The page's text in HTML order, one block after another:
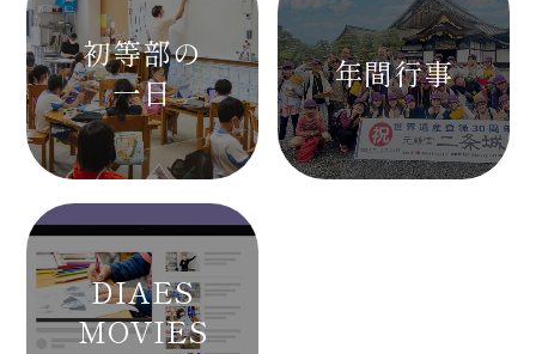
初等部の
一日
年間行事
DIAES
MOVIES